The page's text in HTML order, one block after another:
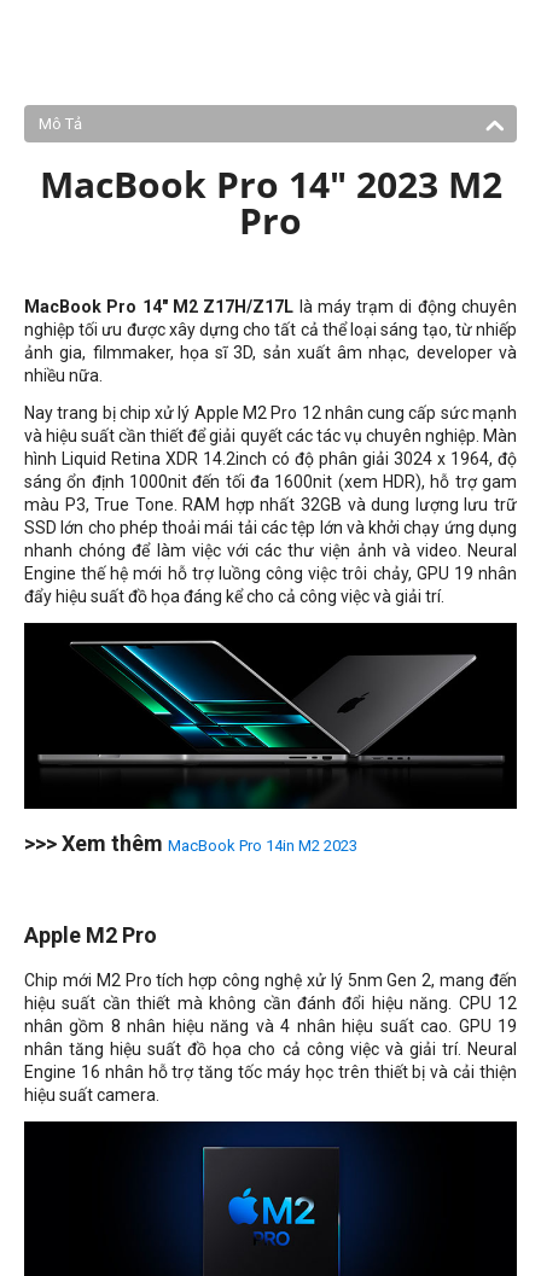
Mô Tả
MacBook Pro 14" 2023 M2
Pro
MacBook Pro 14" M2 Z17H/Z17L là máy trạm di động chuyên
nghiệp tối ưu được xây dựng cho tất cả thể loại sáng tạo, từ nhiếp
ảnh gia, filmmaker, họa sĩ 3D, sản xuất âm nhạc, developer và
nhiều nữa.
Nay trang bị chip xử lý Apple M2 Pro 12 nhân cung cấp sức mạnh
và hiệu suất cần thiết để giải quyết các tác vụ chuyên nghiệp. Màn
hình Liquid Retina XDR 14.2inch có độ phân giải 3024 x 1964, độ
sáng ổn định 1000nit đến tối đa 1600nit (xem HDR), hỗ trợ gam
màu P3, True Tone. RAM hợp nhất 32GB và dung lượng lưu trữ
SSD lớn cho phép thoải mái tải các tệp lớn và khởi chạy ứng dụng
nhanh chóng để làm việc với các thư viện ảnh và video. Neural
Engine thế hệ mới hỗ trợ luồng công việc trôi chảy, GPU 19 nhân
đẩy hiệu suất đồ họa đáng kể cho cả công việc và giải trí.
>>> Xem thêm MacBook Pro 14in M2 2023
Apple M2 Pro
Chip mới M2 Pro tích hợp công nghệ xử lý 5nm Gen 2, mang đến
hiệu suất cần thiết mà không cần đánh đổi hiệu năng. CPU 12
nhân gồm 8 nhân hiệu năng và 4 nhân hiệu suất cao. GPU 19
nhân tăng hiệu suất đồ họa cho cả công việc và giải trí. Neural
Engine 16 nhân hỗ trợ tăng tốc máy học trên thiết bị và cải thiện
hiệu suất camera.